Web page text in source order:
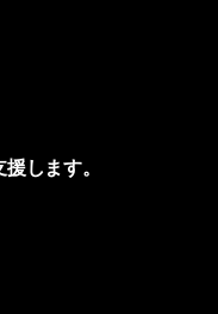
します。